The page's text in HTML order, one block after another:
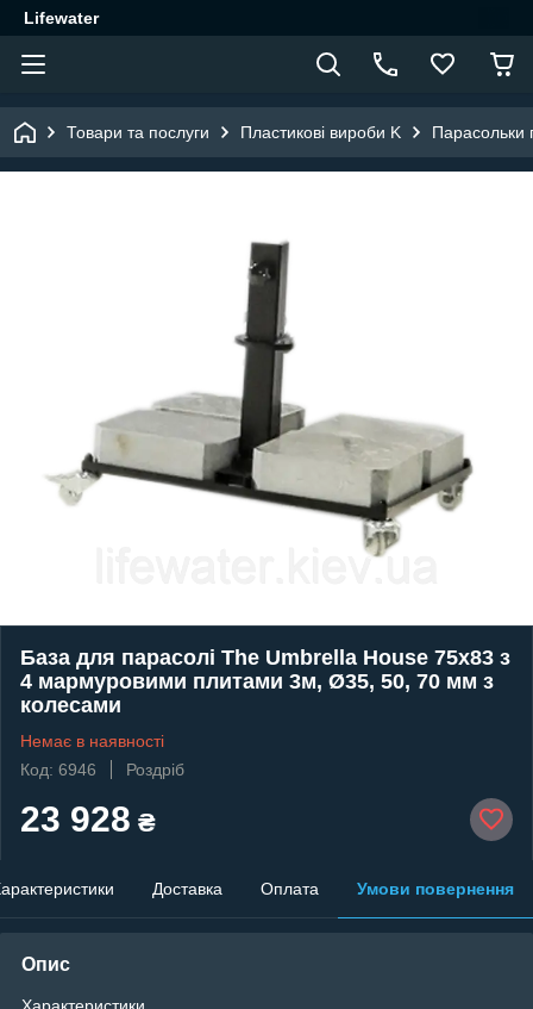
Lifewater
Товари та послуги Пластикові вироби K Парасольки
База для парасолі The Umbrella House 75x83 з
4 мармуровими плитами 3м, Ø35, 50, 70 мм з
колесами
Немає в наявності
Код: 6946
Роздріб
23 928 ₴
Доставка Оплата Умови повернення
Опис
Характеристики